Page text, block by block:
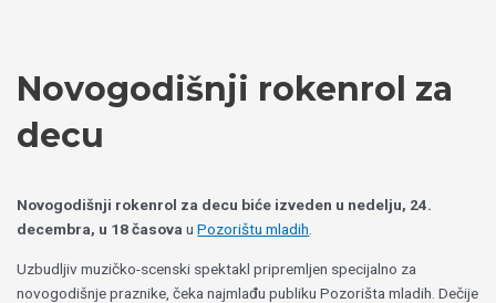
Novogodišnji rokenrol za
decu
Novogodišnji rokenrol za decu biće izveden u nedelju, 24.
decembra, u 18 časova uPozorištu mladih
Uzbudljiv muzičko-scenski spektakl pripremljen specijalno za
novogodišnje praznike, čeka najmlađu publiku Pozorišta mladih. Dečije